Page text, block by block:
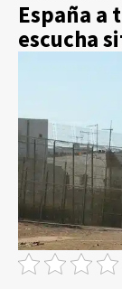
España a
escucha